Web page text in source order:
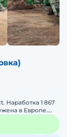
Наработка 1 867
в Европе.
доста